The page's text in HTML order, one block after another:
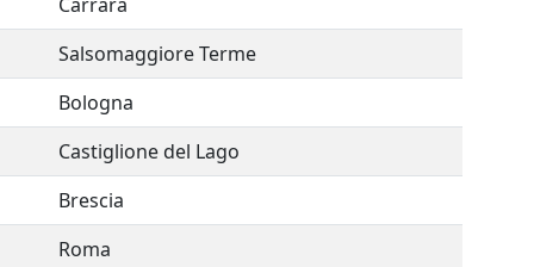
Salsomaggiore Terme
Bologna
Castiglione del Lago
Brescia
Roma